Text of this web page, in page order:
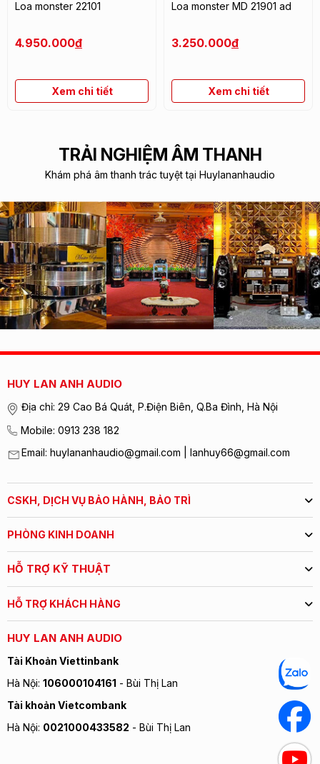
Loa monster 22101
4.950.000đ
Xem chi tiết
Loa monster MD 21901 ad
3.250.000đ
Xem chi tiết
TRẢI NGHIỆM ÂM THANH
Khám phá âm thanh trác tuyệt tại Huylananhaudio
HUY LAN ANH AUDIO
Địa chỉ: 29 Cao Bá Quát, P.Điện Biên, Q.Ba Đình, Hà Nội
Mobile: 0913 238 182
Email: huylananhaudio@gmail.com | lanhuy66@gmail.com
CSKH, DỊCH VỤ BẢO HÀNH, BẢO TRÌ
PHÒNG KINH DOANH
HỖ TRỢ KỸ THUẬT
HỖ TRỢ KHÁCH HÀNG
HUY LAN ANH AUDIO
Tài Khoản Viettinbank
Hà Nội: 106000104161 - Bùi Thị Lan
Tài khoản Vietcombank
Hà Nội: 0021000433582 - Bùi Thị Lan